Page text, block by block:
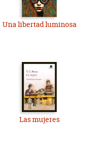
Una libertad luminosa
Las mujeres